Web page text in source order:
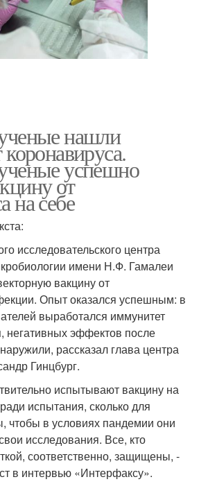
нашли
успешно
от
на себе
исследовательского центра
имени Н.Ф. Гамалеи
вакцину от
Опыт оказался успешным: в
выработался иммунитет
негативных эффектов после
рассказал глава центра
Гинцбург.
испытывают вакцину на
испытания, сколько для
чтобы в условиях пандемии они
исследования. Все, кто
соответственно, защищены, -
в интервью «Интерфаксу».